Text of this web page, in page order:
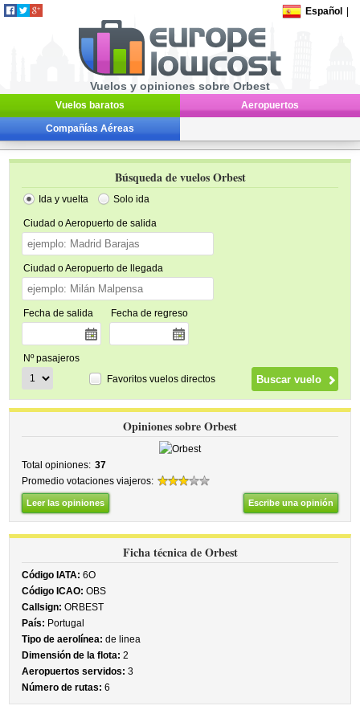
Español
Vuelos y opiniones sobre Orbest
Vuelos baratos Aeropuertos
Compañías Aéreas
Búsqueda de vuelos Orbest
Ida y vuelta Solo ida
Ciudad o Aeropuerto de salida
Ciudad o Aeropuerto de llegada
Fecha de salida Fecha de regreso
Nº pasajeros
Favoritos vuelos directos
Opiniones sobre Orbest
Total opiniones: 37
Promedio votaciones viajeros:
Leer las opiniones Escribe una opinión
Ficha técnica de Orbest
Código IATA: 6O
Código ICAO: OBS
Callsign: ORBEST
País: Portugal
Tipo de aerolínea: de linea
Dimensión de la flota: 2
Aeropuertos servidos: 3
Número de rutas: 6